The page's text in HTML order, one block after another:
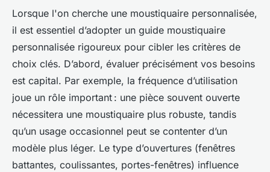
Lorsque l'on cherche une moustiquaire personnalisée,
il est essentiel d’adopter un guide moustiquaire
personnalisée rigoureux pour cibler les critères de
choix clés. D’abord, évaluer précisément vos besoins
est capital. Par exemple, la fréquence d’utilisation
joue un rôle important : une pièce souvent ouverte
nécessitera une moustiquaire plus robuste, tandis
qu’un usage occasionnel peut se contenter d’un
modèle plus léger. Le type d’ouvertures (fenêtres
battantes, coulissantes, portes-fenêtres) influence